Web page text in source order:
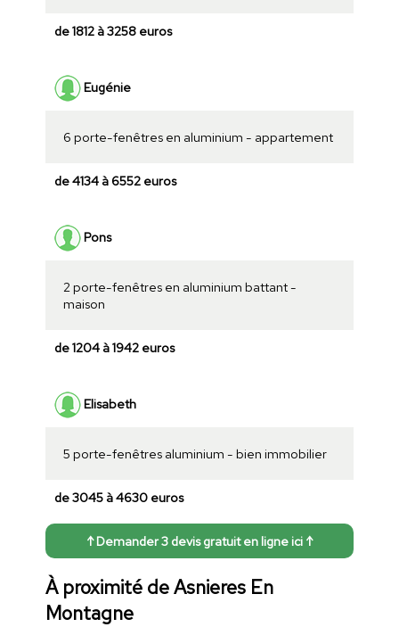
de 1812 à 3258 euros
Eugénie
6 porte-fenêtres en aluminium - appartement
de 4134 à 6552 euros
Pons
2 porte-fenêtres en aluminium battant -
maison
de 1204 à 1942 euros
Elisabeth
5 porte-fenêtres aluminium - bien immobilier
de 3045 à 4630 euros
↑ Demander 3 devis gratuit en ligne ici ↑
À proximité de Asnieres En
Montagne